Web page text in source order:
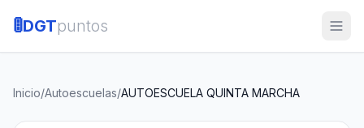
🚦DGTpuntos
Inicio/Autoescuelas/AUTOESCUELA QUINTA MARCHA